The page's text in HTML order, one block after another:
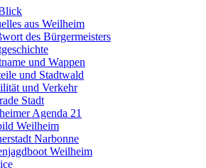
aus Weilheim
des Bürgermeisters
und Wappen
und Stadtwald
und Verkehr
Stadt
Agenda 21
Weilheim
Narbonne
Weilheim